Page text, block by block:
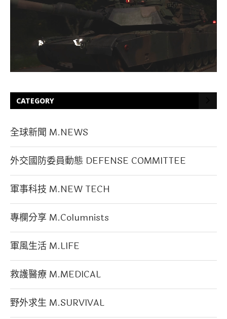
CATEGORY
全球新聞 M.NEWS
外交國防委員動態 DEFENSE COMMITTEE
軍事科技 M.NEW TECH
專欄分享 M.Columnists
軍風生活 M.LIFE
救護醫療 M.MEDICAL
野外求生 M.SURVIVAL